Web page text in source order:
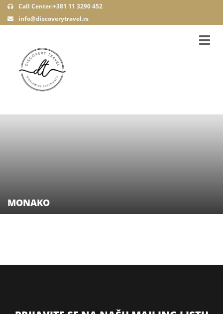
Call Center:+381 11 3290 452
info@discoverytravel.rs
MONAKO